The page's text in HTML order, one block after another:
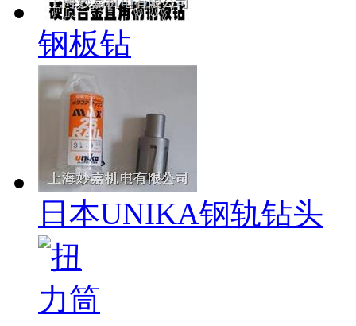
钢板钻
日本UNIKA钢轨钻头